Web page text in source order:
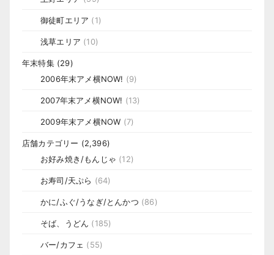
御徒町エリア (1)
浅草エリア (10)
年末特集(29)
2006年末アメ横NOW! (9)
2007年末アメ横NOW! (13)
2009年末アメ横NOW (7)
店舗カテゴリー (2,396)
お好み焼き/もんじゃ (12)
お寿司/天ぷら (64)
かに/ふぐ/うなぎ/とんかつ (86)
そば、うどん (185)
バー/カフェ (55)